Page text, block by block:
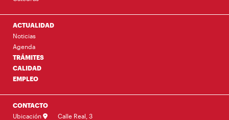
ACTUALIDAD
Noticias
Agenda
TRÁMITES
CALIDAD
EMPLEO
CONTACTO
Ubicación
Calle Real, 3